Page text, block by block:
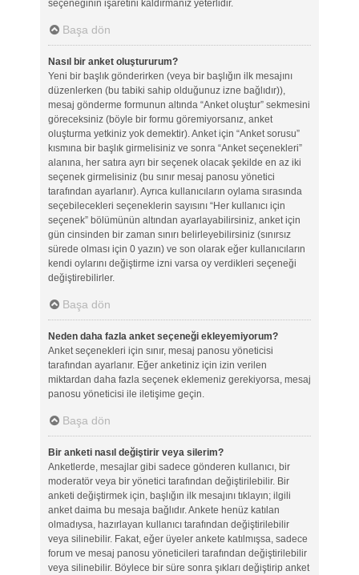
seçeneğinin işaretini kaldırmanız yeterlidir.
Başa dön
Nasıl bir anket oluştururum?
Yeni bir başlık gönderirken (veya bir başlığın ilk mesajını
düzenlerken (bu tabiki sahip olduğunuz izne bağlıdır)),
mesaj gönderme formunun altında “Anket oluştur” sekmesini
göreceksiniz (böyle bir formu göremiyorsanız, anket
oluşturma yetkiniz yok demektir). Anket için “Anket sorusu”
kısmına bir başlık girmelisiniz ve sonra “Anket seçenekleri”
alanına, her satıra ayrı bir seçenek olacak şekilde en az iki
seçenek girmelisiniz (bu sınır mesaj panosu yönetici
tarafından ayarlanır). Ayrıca kullanıcıların oylama sırasında
seçebilecekleri seçeneklerin sayısını “Her kullanıcı için
seçenek” bölümünün altından ayarlayabilirsiniz, anket için
gün cinsinden bir zaman sınırı belirleyebilirsiniz (sınırsız
sürede olması için 0 yazın) ve son olarak eğer kullanıcıların
kendi oylarını değiştirme izni varsa oy verdikleri seçeneği
değiştirebilirler.
Başa dön
Neden daha fazla anket seçeneği ekleyemiyorum?
Anket seçenekleri için sınır, mesaj panosu yöneticisi
tarafından ayarlanır. Eğer anketiniz için izin verilen
miktardan daha fazla seçenek eklemeniz gerekiyorsa, mesaj
panosu yöneticisi ile iletişime geçin.
Başa dön
Bir anketi nasıl değiştirir veya silerim?
Anketlerde, mesajlar gibi sadece gönderen kullanıcı, bir
moderatör veya bir yönetici tarafından değiştirilebilir. Bir
anketi değiştirmek için, başlığın ilk mesajını tıklayın; ilgili
anket daima bu mesaja bağlıdır. Ankete henüz katılan
olmadıysa, hazırlayan kullanıcı tarafından değiştirilebilir
veya silinebilir. Fakat, eğer üyeler ankete katılmışsa, sadece
forum ve mesaj panosu yöneticileri tarafından değiştirilebilir
veya silinebilir. Böylece bir süre sonra şıkları değiştirip anket